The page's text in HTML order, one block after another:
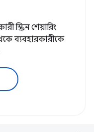
স্ক্রিন শেয়ারিং
ব্যবহারকারীকে